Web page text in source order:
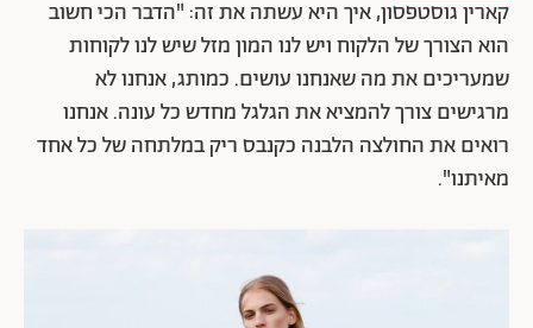
קארין גוסטפסון, איך היא עשתה את זה: "הדבר הכי חשוב
הוא הצורך של הלקוח ויש לנו המון מזל שיש לנו לקוחות
שמעריכים את מה שאנחנו עושים. כמותג, אנחנו לא
מרגישים צורך להמציא את הגלגל מחדש כל עונה. אנחנו
רואים את החולצה הלבנה כקנבס ריק במלתחה של כל אחד
מאיתנו".